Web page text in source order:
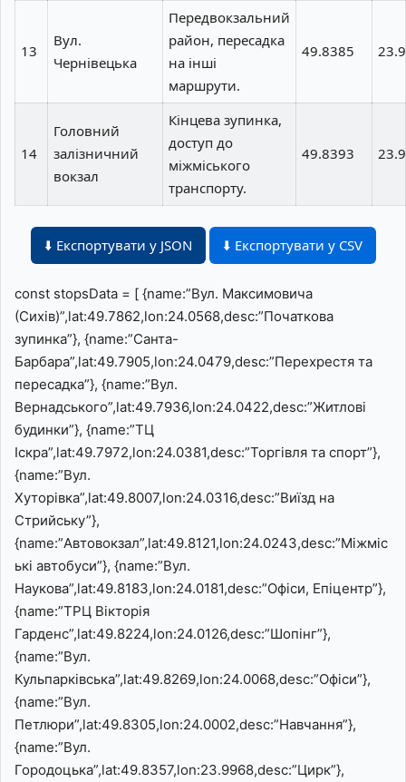
13
Вул.
Чернівецька
Передвокзальний
район, пересадка
на інші
маршрути.
49.8385
14
Головний
залізничний
вокзал
Кінцева зупинка,
доступ до
міжміського
транспорту.
49.8393
⬇️ Експортувати у JSON ⬇️ Експортувати у CSV
const stopsData = [ {name:”Вул. Максимовича
(Сихів)”,lat:49.7862,lon:24.0568,desc:”Початкова
зупинка”}, {name:”Санта-
Барбара”,lat:49.7905,lon:24.0479,desc:”Перехрестя та
пересадка”}, {name:”Вул.
Вернадського”,lat:49.7936,lon:24.0422,desc:”Житлові
будинки”}, {name:”ТЦ
Іскра”,lat:49.7972,lon:24.0381,desc:”Торгівля та спорт”},
{name:”Вул.
Хуторівка”,lat:49.8007,lon:24.0316,desc:”Виїзд на
Стрийську”},
{name:”Автовокзал”,lat:49.8121,lon:24.0243,desc:”Міжміс
ькі автобуси”}, {name:”Вул.
Наукова”,lat:49.8183,lon:24.0181,desc:”Офіси, Епіцентр”},
{name:”ТРЦ Вікторія
Гарденс”,lat:49.8224,lon:24.0126,desc:”Шопінг”},
{name:”Вул.
Кульпарківська”,lat:49.8269,lon:24.0068,desc:”Офіси”},
{name:”Вул.
Петлюри”,lat:49.8305,lon:24.0002,desc:”Навчання”},
{name:”Вул.
Городоцька”,lat:49.8357,lon:23.9968,desc:”Цирк”},